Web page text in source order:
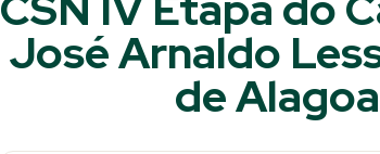
José Arnaldo
de